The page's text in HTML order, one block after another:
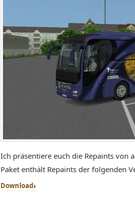
Ich präsentiere euch die Repaints von
Paket enthält Repaints der folgenden
Download